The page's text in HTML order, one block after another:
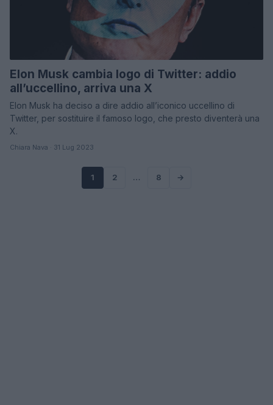
Elon Musk cambia logo di Twitter: addio
all’uccellino, arriva una X
Elon Musk ha deciso a dire addio all’iconico uccellino di
Twitter, per sostituire il famoso logo, che presto diventerà una
X.
Chiara Nava · 31 Lug 2023
1 2 … 8 →